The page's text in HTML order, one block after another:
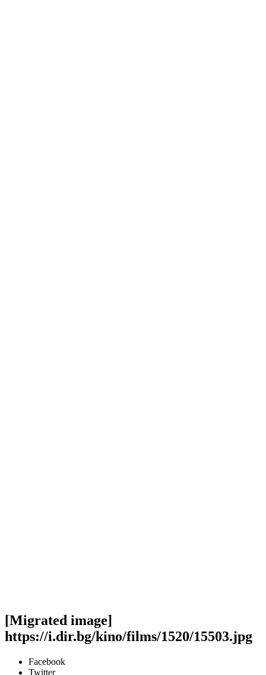
[Migrated image]
https://i.dir.bg/kino/films/1520/15503.jpg
Facebook
Twitter